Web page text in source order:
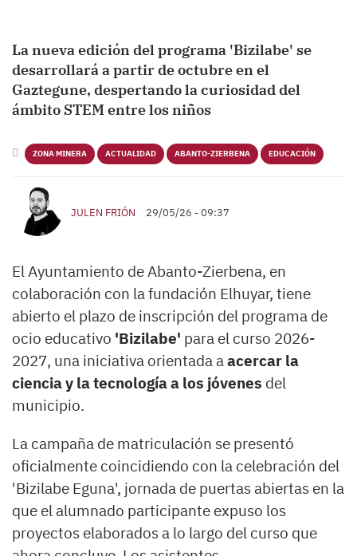
La nueva edición del programa 'Bizilabe' se
desarrollará a partir de octubre en el
Gaztegune, despertando la curiosidad del
ámbito STEM entre los niños
ZONA MINERA ACTUALIDAD ABANTO-ZIERBENA EDUCACIÓN
JULEN FRIÓN 29/05/26 - 09:37
El Ayuntamiento de Abanto-Zierbena, en
colaboración con la fundación Elhuyar, tiene
abierto el plazo de inscripción del programa de
ocio educativo 'Bizilabe' para el curso 2026-
2027, una iniciativa orientada aacercar la
ciencia y la tecnología a los jóvenes del
municipio.
La campaña de matriculación se presentó
oficialmente coincidiendo con la celebración del
'Bizilabe Eguna', jornada de puertas abiertas en la
que el alumnado participante expuso los
proyectos elaborados a lo largo del curso que